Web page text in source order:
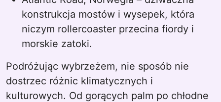
konstrukcja mostów i wysepek, która
niczym rollercoaster przecina fiordy i
morskie zatoki.
Podróżując wybrzeżem, nie sposób nie
dostrzec różnic klimatycznych i
kulturowych. Od gorących palm po chłodne